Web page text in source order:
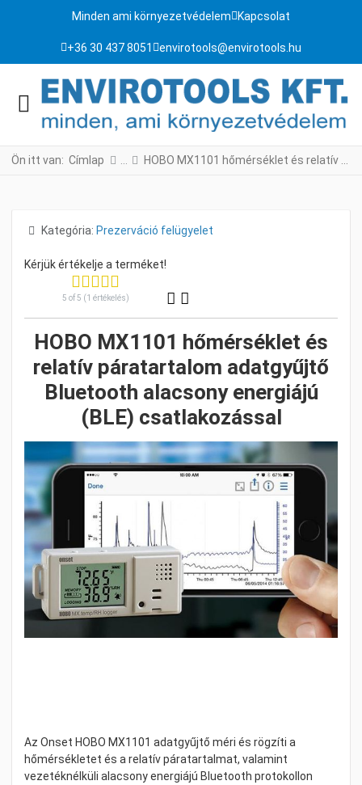
Minden ami környezetvédelem Kapcsolat
+36 30 437 8051 envirotools@envirotools.hu
Ön itt van: Címlap HOBO MX1101 hőmérséklet és relatív páratartalom adatgyűjtő
Részletek
Kategória: Prezerváció felügyelet
5 of 5 (1 értékelés)
HOBO MX1101 hőmérséklet és
relatív páratartalom adatgyűjtő
Bluetooth alacsony energiájú
(BLE) csatlakozással
Az Onset HOBO MX1101 adatgyűjtő méri és rögzíti a
hőmérsékletet és a relatív páratartalmat, valamint
vezetéknélküli alacsony energiájú Bluetooth protokollon